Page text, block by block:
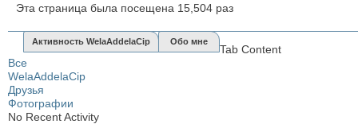
Эта страница была посещена 15,504 раз
Активность WelaAddelaCip Обо мне
Tab Content
Все
WelaAddelaCip
Друзья
Фотографии
No Recent Activity